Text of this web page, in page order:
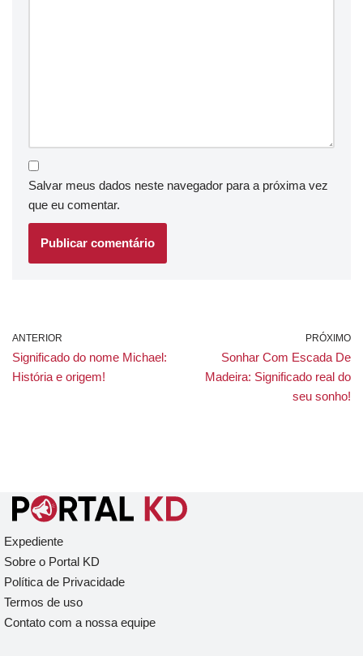
Salvar meus dados neste navegador para a próxima vez
que eu comentar.
ANTERIOR
Significado do nome Michael:
História e origem!
PRÓXIMO
Sonhar Com Escada De
Madeira: Significado real do
seu sonho!
Expediente
Sobre o Portal KD
Política de Privacidade
Termos de uso
Contato com a nossa equipe